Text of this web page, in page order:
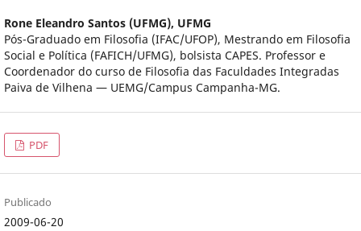
Rone Eleandro Santos (UFMG), UFMG
Pós-Graduado em Filosofia (IFAC/UFOP), Mestrando em Filosofia
Social e Política (FAFICH/UFMG), bolsista CAPES. Professor e
Coordenador do curso de Filosofia das Faculdades Integradas
Paiva de Vilhena ― UEMG/Campus Campanha-MG.
PDF
Publicado
2009-06-20